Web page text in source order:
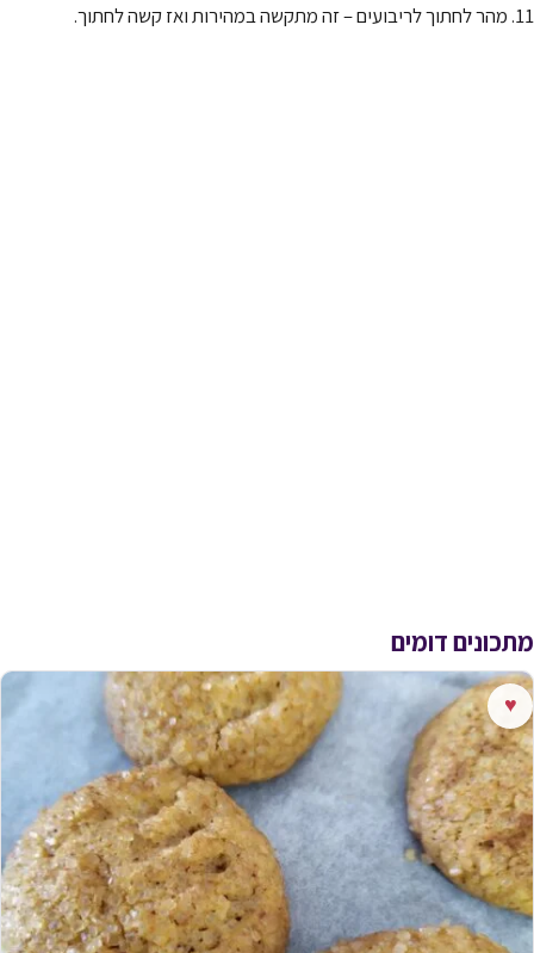
11. מהר לחתוך לריבועים – זה מתקשה במהירות ואז קשה לחתוך.
מתכונים דומים
♥